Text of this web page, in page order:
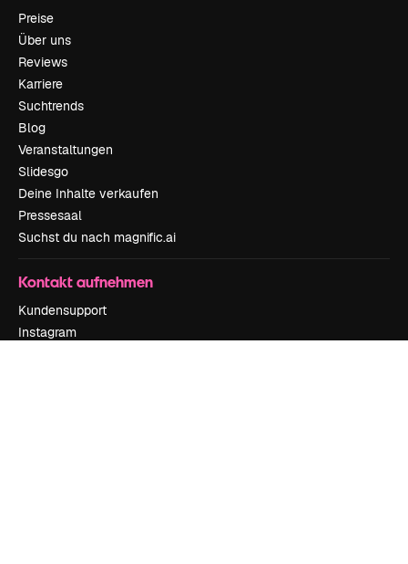
Preise
Über uns
Reviews
Karriere
Suchtrends
Blog
Veranstaltungen
Slidesgo
Deine Inhalte verkaufen
Pressesaal
Suchst du nach magnific.ai
Kontakt aufnehmen
Kundensupport
Instagram